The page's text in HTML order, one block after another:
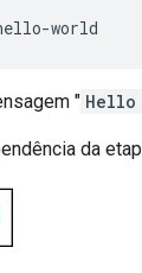
world
" Hello
da